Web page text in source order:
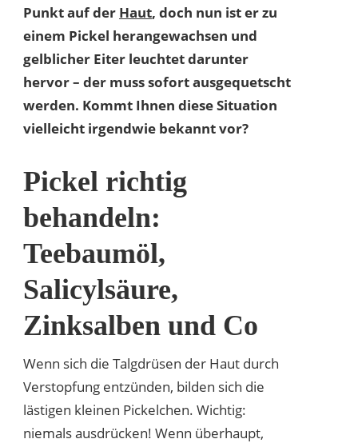
Punkt auf der Haut, doch nun ist er zu
einem Pickel herangewachsen und
gelblicher Eiter leuchtet darunter
hervor – der muss sofort ausgequetscht
werden. Kommt Ihnen diese Situation
vielleicht irgendwie bekannt vor?
Pickel richtig
behandeln:
Teebaumöl,
Salicylsäure,
Zinksalben und Co
Wenn sich die Talgdrüsen der Haut durch
Verstopfung entzünden, bilden sich die
lästigen kleinen Pickelchen. Wichtig:
niemals ausdrücken! Wenn überhaupt,